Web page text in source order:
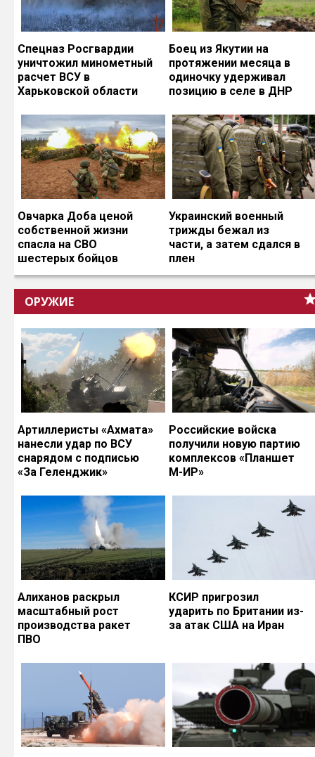
Спецназ Росгвардии
уничтожил минометный
расчет ВСУ в
Харьковской области
Боец из Якутии на
протяжении месяца в
одиночку удерживал
позицию в селе в ДНР
Овчарка Доба ценой
собственной жизни
спасла на СВО
шестерых бойцов
Украинский военный
трижды бежал из
части, а затем сдался в
плен
ОРУЖИЕ
Артиллеристы «Ахмата»
нанесли удар по ВСУ
снарядом с подписью
«За Геленджик»
Российские войска
получили новую партию
комплексов «Планшет
М-ИР»
Алиханов раскрыл
масштабный рост
производства ракет
ПВО
КСИР пригрозил
ударить по Британии из-
за атак США на Иран